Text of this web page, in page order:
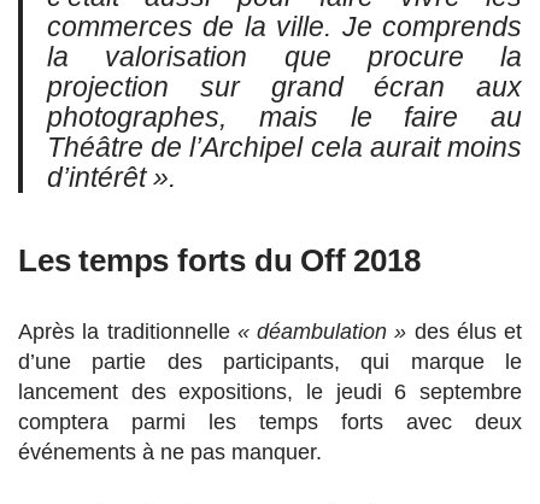
commerces de la ville. Je comprends
la valorisation que procure la
projection sur grand écran aux
photographes, mais le faire au
Théâtre de l’Archipel cela aurait moins
d’intérêt ».
Les temps forts du Off 2018
Après la traditionnelle « déambulation » des élus et
d’une partie des participants, qui marque le
lancement des expositions, le jeudi 6 septembre
comptera parmi les temps forts avec deux
événements à ne pas manquer.